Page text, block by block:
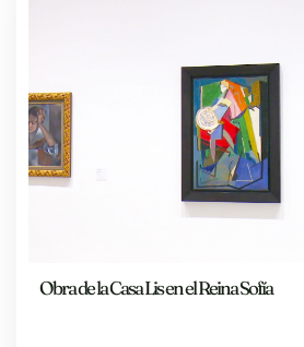
Obra de la Casa Lis en el Reina Sofía